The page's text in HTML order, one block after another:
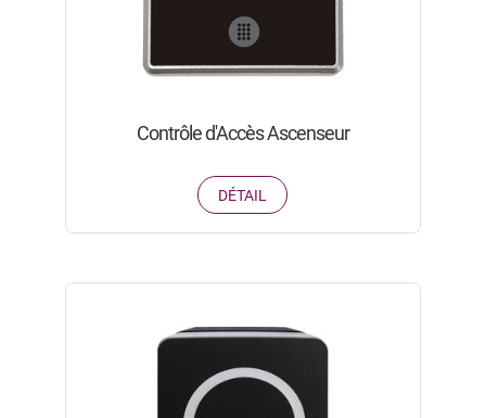
Contrôle d'Accès Ascenseur
DÉTAIL